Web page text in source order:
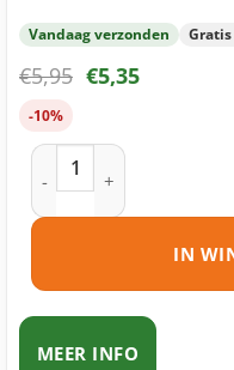
Vandaag verzonden
€5,95 €5,35
-10%
Brother LC121 M
IN
MEER INFO